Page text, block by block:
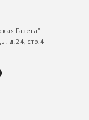
Газета”
д.24, стр.4